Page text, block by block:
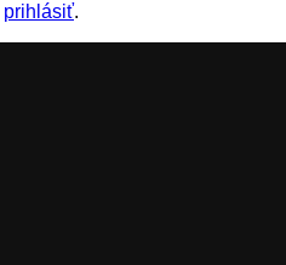
prihlásiť.